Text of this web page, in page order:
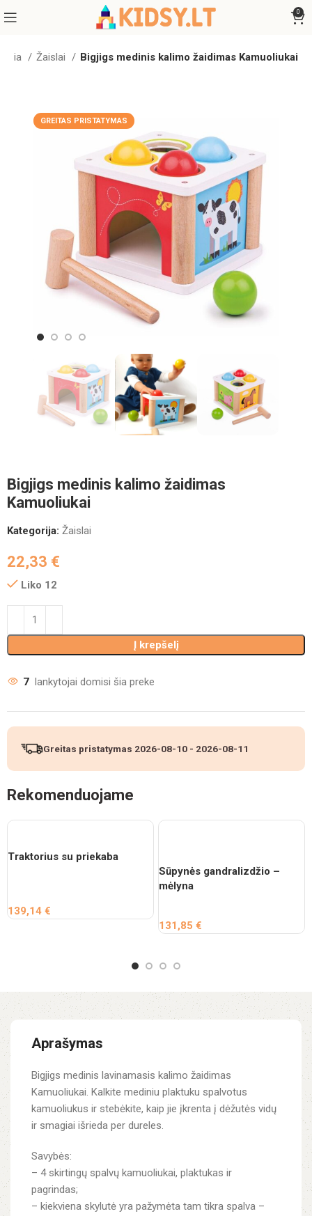
0
Žaislai Bigjigs medinis kalimo žaidimas Kamuoliukai
GREITAS PRISTATYMAS
Bigjigs medinis kalimo žaidimas
Kamuoliukai
Kategorija: Žaislai
22,33 €
Liko 12
Į krepšelį
7 lankytojai domisi šia preke
Greitas pristatymas 2026-08-10 - 2026-08-11
Rekomenduojame
Traktorius su priekaba
139,14€
Sūpynės gandralizdžio –
mėlyna
131,85 €
Aprašymas
Bigjigs medinis lavinamasis kalimo žaidimas
Kamuoliukai. Kalkite mediniu plaktuku spalvotus
kamuoliukus ir stebėkite, kaip jie įkrenta į dėžutės vidų
ir smagiai išrieda per dureles.
Savybės:
– 4 skirtingų spalvų kamuoliukai, plaktukas ir
pagrindas;
– kiekviena skylutė yra pažymėta tam tikra spalva –